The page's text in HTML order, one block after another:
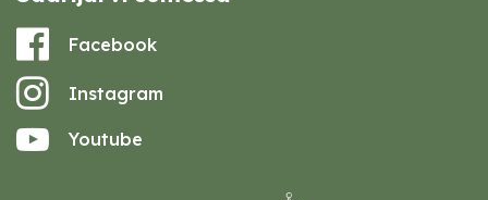
Facebook
Instagram
Youtube